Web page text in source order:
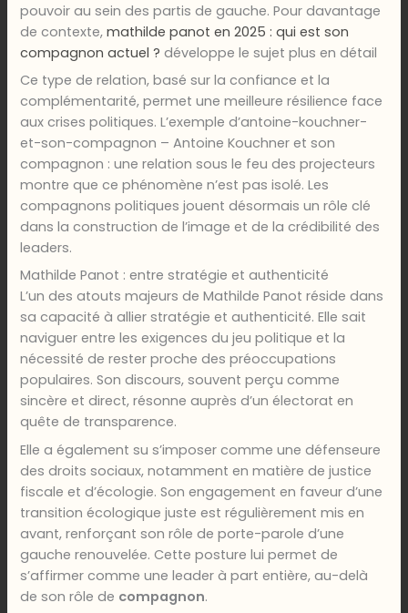
pouvoir au sein des partis de gauche. Pour davantage
de contexte,mathilde panot en 2025 : qui est son
compagnon actuel ? développe le sujet plus en détail
Ce type de relation, basé sur la confiance et la
complémentarité, permet une meilleure résilience face
aux crises politiques. L’exemple d’antoine-kouchner-
et-son-compagnon – Antoine Kouchner et son
compagnon : une relation sous le feu des projecteurs
montre que ce phénomène n’est pas isolé. Les
compagnons politiques jouent désormais un rôle clé
dans la construction de l’image et de la crédibilité des
leaders.
Mathilde Panot : entre stratégie et authenticité
L’un des atouts majeurs de Mathilde Panot réside dans
sa capacité à allier stratégie et authenticité. Elle sait
naviguer entre les exigences du jeu politique et la
nécessité de rester proche des préoccupations
populaires. Son discours, souvent perçu comme
sincère et direct, résonne auprès d’un électorat en
quête de transparence.
Elle a également su s’imposer comme une défenseure
des droits sociaux, notamment en matière de justice
fiscale et d’écologie. Son engagement en faveur d’une
transition écologique juste est régulièrement mis en
avant, renforçant son rôle de porte-parole d’une
gauche renouvelée. Cette posture lui permet de
s’affirmer comme une leader à part entière, au-delà
de son rôle de compagnon.